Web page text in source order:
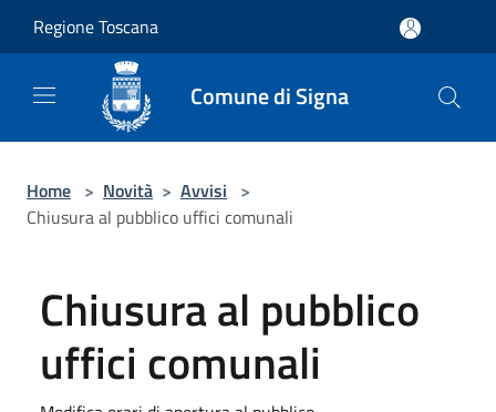
Regione Toscana
Comune di Signa
Home > Novità > Avvisi >
Chiusura al pubblico uffici comunali
Chiusura al pubblico
uffici comunali